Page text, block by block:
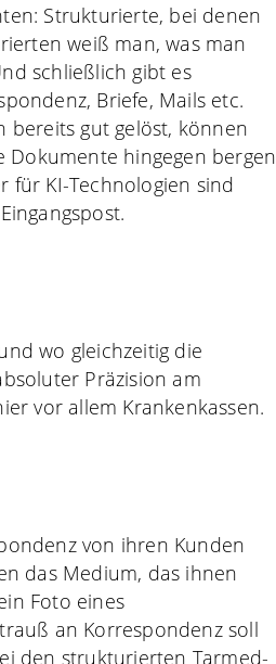
Strukturierte, bei denen
weiß man, was man
schließlich gibt es
Briefe, Mails etc.
bereits gut gelöst, können
hingegen bergen
für KI-Technologien sind
wo gleichzeitig die
Präzision am
vor allem Krankenkassen.
von ihren Kunden
das Medium, das ihnen
Foto eines
an Korrespondenz soll
den strukturierten Tarmed-